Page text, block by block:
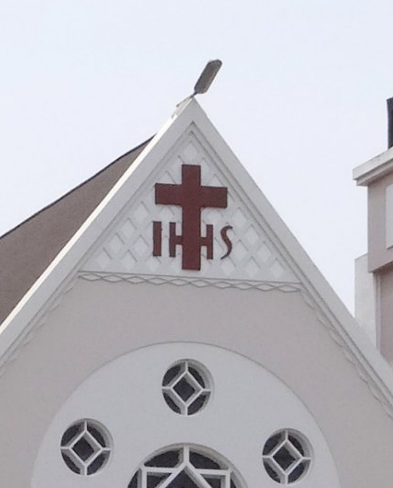
30 November 2023 dibagi dalam sesi dari hati ke hati para Imam, pimpinan tarekat dan pertemuan bersama umat dengan total
berkarya di 32 Paroki dan 1 kuasi maupun di luar paroki, 15 Komisi dari rumpun pewartaan, pembinaan dan kemasyarakatan,
ketua-ketua yayasan beserta seluruh fungsionaris paroki dan kategorial yang berkarya di wilayah Keuskupan Malang dengan
tersebut ditentukan oleh Ketua Panitia Pengarah sekaligus Vikaris Jendral Keuskupan Malang, RD. Alphonsus Tjatur Raharso
pemilu damai.
1 Komentar
paguyuban dalam lingkup paroki…yang di mana ada uang yang dikelola dari iuran rutin umat paroki .yang
atau apa pun ..karena di dalam paguyuban tersebut ada hak dan kewajiban yang asas manfaatnya akan di
menjadi pertanyaan ..
ini dapat dikelola secara bertanggung jawab oleh umatnya sendiri dalam sebuah kepengurusan di paroki
atau apapun sebutannya.entah itu pajak atau apapun bahasa halusnya..(mohon maaf) dari kegiatan
pemahaman pemahaman tentang hal hal diatas tidak saya pahami .karena belum tentu setiap paroki rela
umat pada umumnya…hal hal tentang tupokis DPP dan badan badan yang ada di dalam paroki.
Reply
Website